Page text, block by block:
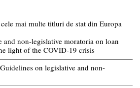
mai multe titluri de stat din Europa
and non-legislative moratoria on loan
light of the COVID-19 crisis
on legislative and non-